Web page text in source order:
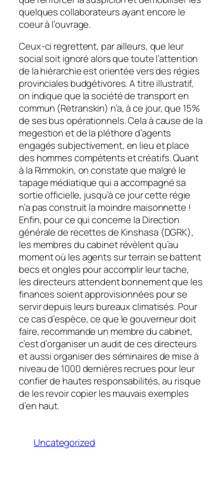
quelques collaborateurs ayant encore le
coeur à l’ouvrage.
Ceux-ci regrettent, par ailleurs, que leur
social soit ignoré alors que toute l’attention
de la hiérarchie est orientée vers des régies
provinciales budgétivores. A titre illustratif,
on indique que la société de transport en
commun (Retranskin) n’a, à ce jour, que 15%
de ses bus opérationnels. Cela à cause de la
megestion et de la pléthore d’agents
engagés subjectivement, en lieu et place
des hommes compétents et créatifs. Quant
à la Rimmokin, on constate que malgré le
tapage médiatique qui a accompagné sa
sortie officielle, jusqu’à ce jour cette régie
n’a pas construit la moindre maisonnette !
Enfin, pour ce qui concerne la Direction
générale de recettes de Kinshasa (DGRK),
les membres du cabinet révèlent qu’au
moment où les agents sur terrain se battent
becs et ongles pour accomplir leur tache,
les directeurs attendent bonnement que les
finances soient approvisionnées pour se
servir depuis leurs bureaux climatisés. Pour
ce cas d’espèce, ce que le gouverneur doit
faire, recommande un membre du cabinet,
c’est d’organiser un audit de ces directeurs
et aussi organiser des séminaires de mise à
niveau de 1000 dernières recrues pour leur
confier de hautes responsabilités, au risque
de les revoir copier les mauvais exemples
d’en haut.
Uncategorized